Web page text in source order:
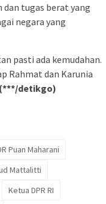
tugas berat yang
negara yang
pasti ada kemudahan.
Rahmat dan Karunia
(***/detikgo)
Puan Maharani
Mattalitti
Ketua DPR RI